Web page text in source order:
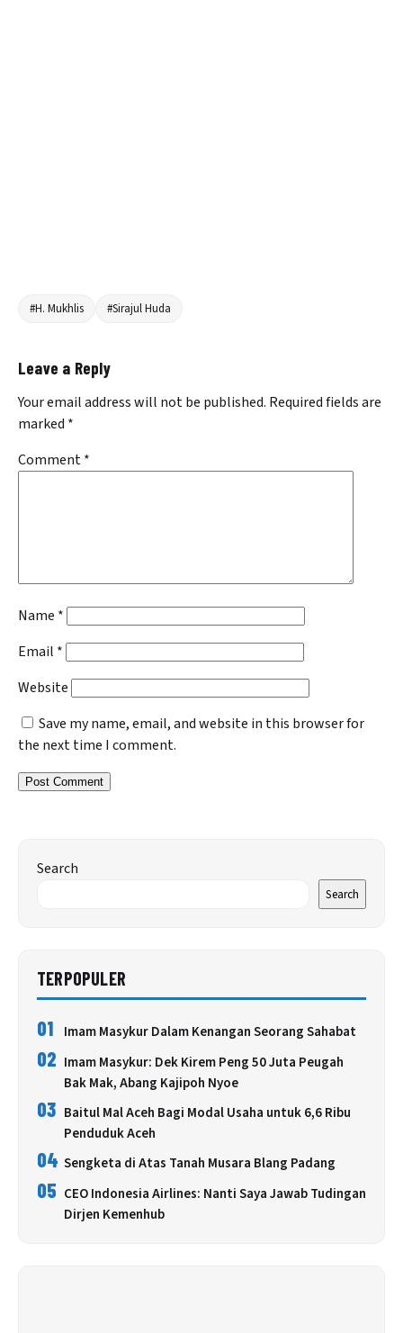
#H. Mukhlis #Sirajul Huda
Leave a Reply
Your email address will not be published. Required fields are
marked *
Comment*
Name *
Email *
Website
Save my name, email, and website in this browser for
the next time I comment.
Search
Search
TERPOPULER
01 Imam Masykur Dalam Kenangan Seorang Sahabat
02 Imam Masykur: Dek Kirem Peng 50 Juta Peugah
Bak Mak, Abang Kajipoh Nyoe
03 Baitul Mal Aceh Bagi Modal Usaha untuk 6,6 Ribu
Penduduk Aceh
04 Sengketa di Atas Tanah Musara Blang Padang
05 CEO Indonesia Airlines: Nanti Saya Jawab Tudingan
Dirjen Kemenhub